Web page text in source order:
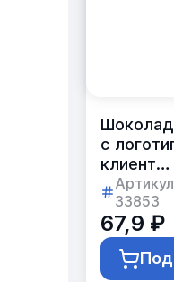
Шоколад
с
клиента
27г
33853
67,9 ₽
Под